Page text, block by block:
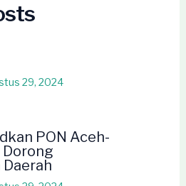
29, 2024
PON Aceh-
Dorong